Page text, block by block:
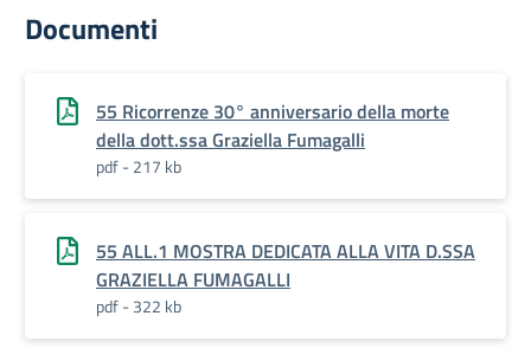
Documenti
55 Ricorrenze 30° anniversario della morte
della dott.ssa Graziella Fumagalli
pdf - 217 kb
55 ALL.1 MOSTRA DEDICATA ALLA VITA D.SSA
GRAZIELLA FUMAGALLI
pdf - 322 kb